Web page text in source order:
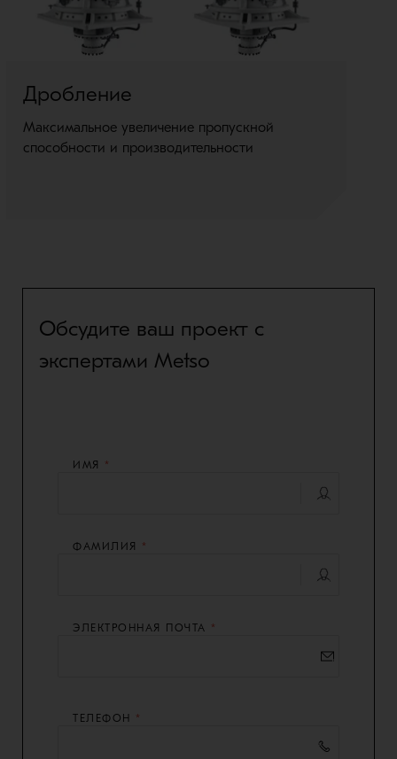
Дробление
Максимальное увеличение пропускной
способности и производительности
Обсудите ваш проект с
экспертами Metso